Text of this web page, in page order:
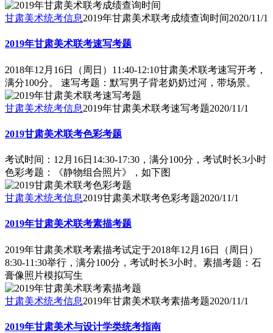
甘肃美术统考信息2019年甘肃美术联考成绩查询时间2020/11/1
2019年甘肃美术联考速写考题
2018年12月16日（周日）11:40-12:10甘肃美术联考速写开考，
满分100分。 速写考题：默写男子背老奶奶过河，带场景。
甘肃美术统考信息2019年甘肃美术联考速写考题2020/11/1
2019甘肃美术联考色彩考题
考试时间：12月16日14:30-17:30，满分100分，考试时长3小时
色彩考题：《静物组合照片》，如下图
甘肃美术统考信息2019甘肃美术联考色彩考题2020/11/1
2019年甘肃美术联考素描考题
2019年甘肃美术联考素描考试定于2018年12月16日（周日）
8:30-11:30举行，满分100分，考试时长3小时。素描考题：石
膏像照片模拟写生
甘肃美术统考信息2019年甘肃美术联考素描考题2020/11/1
2019年甘肃美术与设计学类统考指南